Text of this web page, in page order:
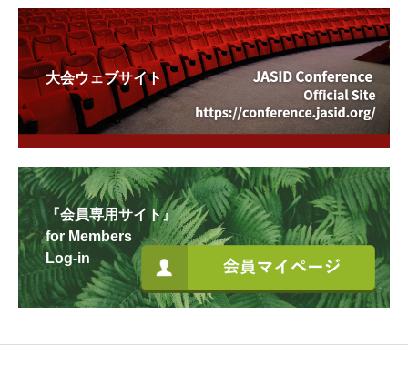
大会ウェブサイト
『会員専用サイト』
for Members
Log-in